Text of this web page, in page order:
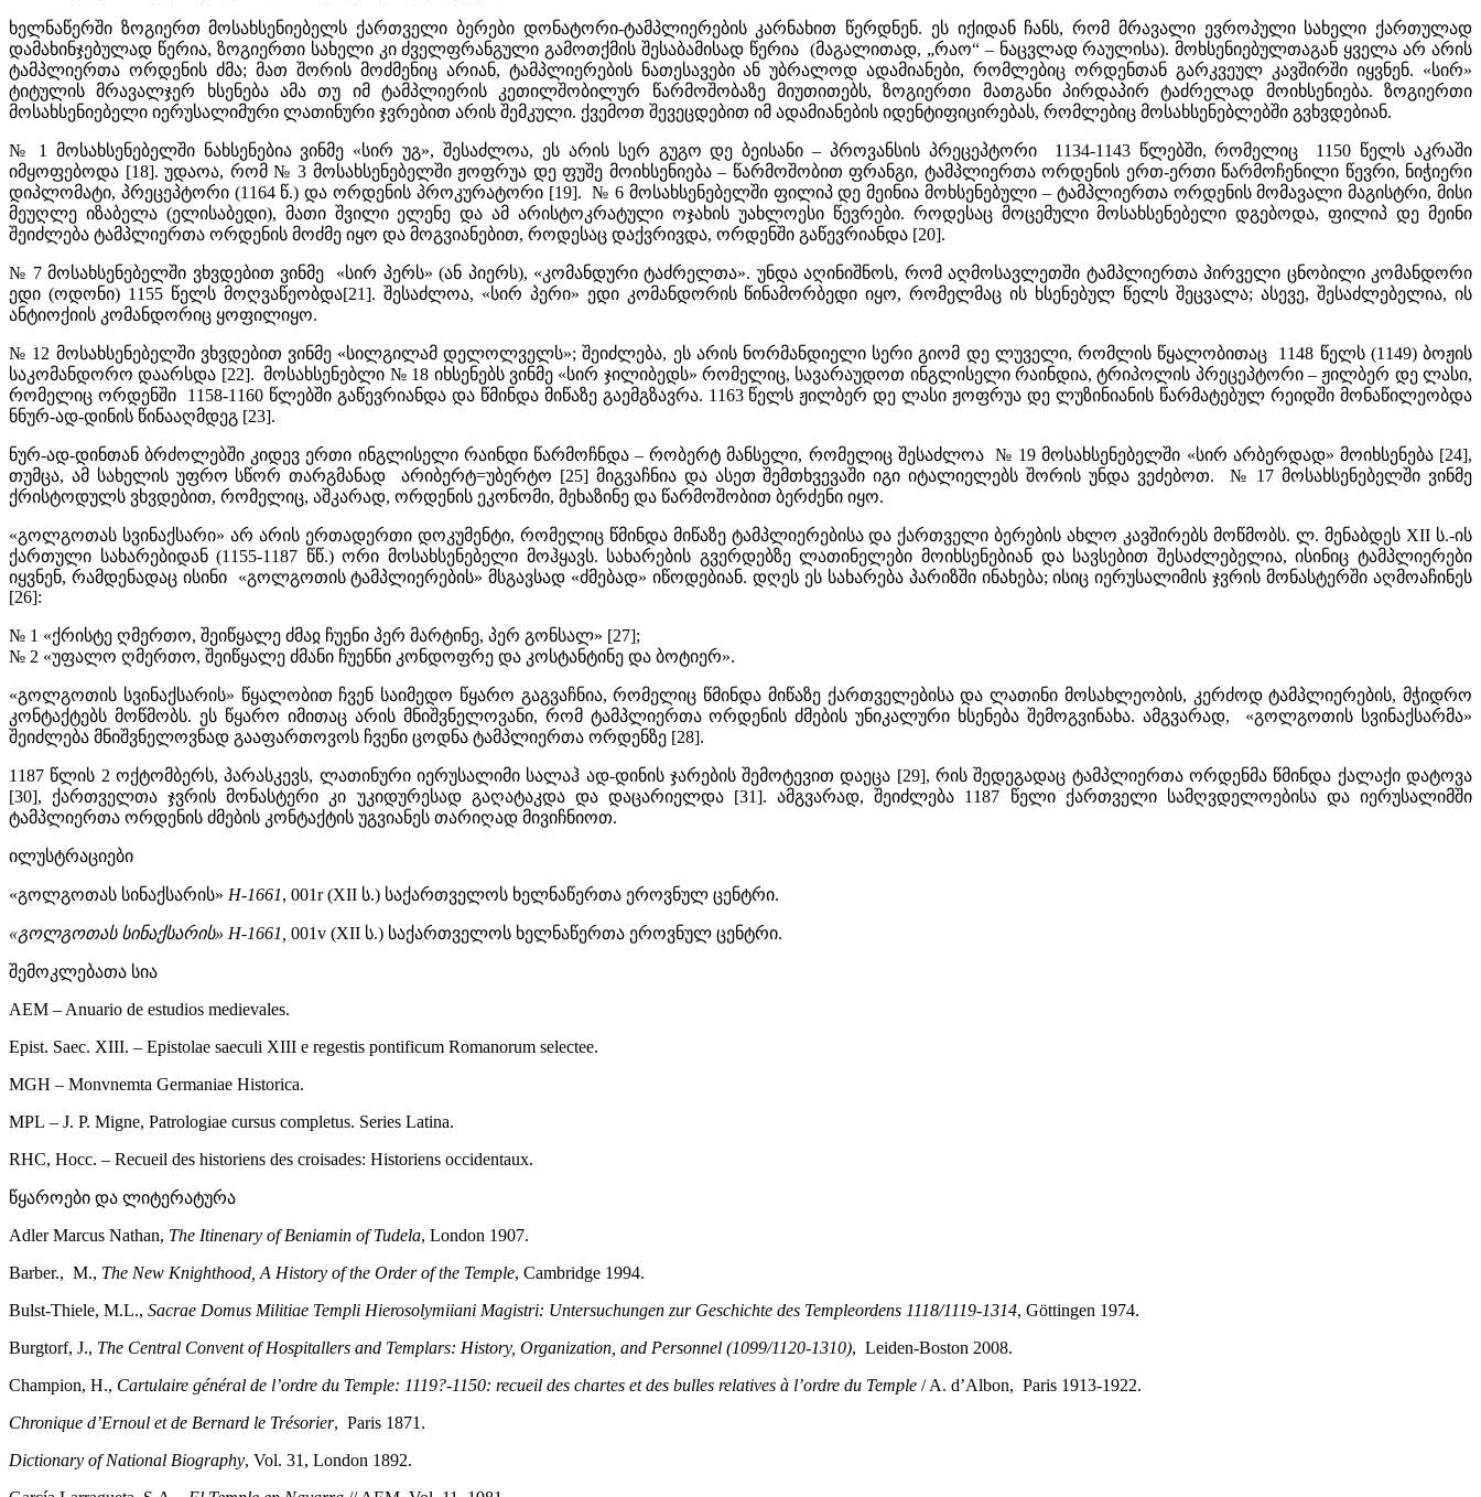
ხელნაწერში ზოგიერთ მოსახსენიებელს ქართველი ბერები დონატორი-ტამპლიერების კარნახით წერდნენ. ეს იქიდან ჩანს, რომ მრავალი ევროპული სახელი ქართულად
დამახინჯებულად წერია, ზოგიერთი სახელი კი ძველფრანგული გამოთქმის შესაბამისად წერია (მაგალითად, „რაო“ – ნაცვლად რაულისა). მოხსენიებულთაგან ყველა არ არის
ტამპლიერთა ორდენის ძმა; მათ შორის მოძმენიც არიან, ტამპლიერების ნათესავები ან უბრალოდ ადამიანები, რომლებიც ორდენთან გარკვეულ კავშირში იყვნენ. «სირ»
ტიტულის მრავალჯერ ხსენება ამა თუ იმ ტამპლიერის კეთილშობილურ წარმოშობაზე მიუთითებს, ზოგიერთი მათგანი პირდაპირ ტაძრელად მოიხსენიება. ზოგიერთი
მოსახსენიებელი იერუსალიმური ლათინური ჯვრებით არის შემკული. ქვემოთ შევეცდებით იმ ადამიანების იდენტიფიცირებას, რომლებიც მოსახსენებლებში გვხვდებიან.
№ 1 მოსახსენებელში ნახსენებია ვინმე «სირ უგ», შესაძლოა, ეს არის სერ გუგო დე ბეისანი – პროვანსის პრეცეპტორი 1134-1143 წლებში, რომელიც 1150 წელს აკრაში
იმყოფებოდა [18]. უდაოა, რომ № 3 მოსახსენებელში ჟოფრუა დე ფუშე მოიხსენიება – წარმოშობით ფრანგი, ტამპლიერთა ორდენის ერთ-ერთი წარმოჩენილი წევრი, ნიჭიერი
დიპლომატი, პრეცეპტორი (1164 წ.) და ორდენის პროკურატორი [19]. № 6 მოსახსენებელში ფილიპ დე მეინია მოხსენებული – ტამპლიერთა ორდენის მომავალი მაგისტრი, მისი
მეუღლე იზაბელა (ელისაბედი), მათი შვილი ელენე და ამ არისტოკრატული ოჯახის უახლოესი წევრები. როდესაც მოცემული მოსახსენებელი დგებოდა, ფილიპ დე მეინი
შეიძლება ტამპლიერთა ორდენის მოძმე იყო და მოგვიანებით, როდესაც დაქვრივდა, ორდენში გაწევრიანდა [20].
№ 7 მოსახსენებელში ვხვდებით ვინმე «სირ პერს» (ან პიერს), «კომანდური ტაძრელთა». უნდა აღინიშნოს, რომ აღმოსავლეთში ტამპლიერთა პირველი ცნობილი კომანდორი
ედი (ოდონი) 1155 წელს მოღვაწეობდა[21]. შესაძლოა, «სირ პერი» ედი კომანდორის წინამორბედი იყო, რომელმაც ის ხსენებულ წელს შეცვალა; ასევე, შესაძლებელია, ის
ანტიოქიის კომანდორიც ყოფილიყო.
№ 12 მოსახსენებელში ვხვდებით ვინმე «სილგილამ დელოლველს»; შეიძლება, ეს არის ნორმანდიელი სერი გიომ დე ლუველი, რომლის წყალობითაც 1148 წელს (1149) ბოჟის
საკომანდორო დაარსდა [22]. მოსახსენებლი № 18 იხსენებს ვინმე «სირ ჯილიბედს» რომელიც, სავარაუდოთ ინგლისელი რაინდია, ტრიპოლის პრეცეპტორი – ჟილბერ დე ლასი,
რომელიც ორდენში 1158-1160 წლებში გაწევრიანდა და წმინდა მიწაზე გაემგზავრა. 1163 წელს ჟილბერ დე ლასი ჟოფრუა დე ლუზინიანის წარმატებულ რეიდში მონაწილეობდა
ნნურ-ად-დინის წინააღმდეგ [23].
ნურ-ად-დინთან ბრძოლებში კიდევ ერთი ინგლისელი რაინდი წარმოჩნდა – რობერტ მანსელი, რომელიც შესაძლოა № 19 მოსახსენებელში «სირ არბერდად» მოიხსენება [24],
თუმცა, ამ სახელის უფრო სწორ თარგმანად არიბერტ=უბერტო [25] მიგვაჩნია და ასეთ შემთხვევაში იგი იტალიელებს შორის უნდა ვეძებოთ. № 17 მოსახსენებელში ვინმე
ქრისტოდულს ვხვდებით, რომელიც, აშკარად, ორდენის ეკონომი, მეხაზინე და წარმოშობით ბერძენი იყო.
«გოლგოთას სვინაქსარი» არ არის ერთადერთი დოკუმენტი, რომელიც წმინდა მიწაზე ტამპლიერებისა და ქართველი ბერების ახლო კავშირებს მოწმობს. ლ. მენაბდეს XII ს.-ის
ქართული სახარებიდან (1155-1187 წწ.) ორი მოსახსენებელი მოჰყავს. სახარების გვერდებზე ლათინელები მოიხსენებიან და სავსებით შესაძლებელია, ისინიც ტამპლიერები
იყვნენ, რამდენადაც ისინი «გოლგოთის ტამპლიერების» მსგავსად «ძმებად» იწოდებიან. დღეს ეს სახარება პარიზში ინახება; ისიც იერუსალიმის ჯვრის მონასტერში აღმოაჩინეს
[26]:
№ 1 «ქრისტე ღმერთო, შეიწყალე ძმაჲ ჩუენი პერ მარტინე, პერ გონსალ» [27];
№ 2 «უფალო ღმერთო, შეიწყალე ძმანი ჩუენნი კონდოფრე და კოსტანტინე და ბოტიერ».
«გოლგოთის სვინაქსარის» წყალობით ჩვენ საიმედო წყარო გაგვაჩნია, რომელიც წმინდა მიწაზე ქართველებისა და ლათინი მოსახლეობის, კერძოდ ტამპლიერების, მჭიდრო
კონტაქტებს მოწმობს. ეს წყარო იმითაც არის მნიშვნელოვანი, რომ ტამპლიერთა ორდენის ძმების უნიკალური ხსენება შემოგვინახა. ამგვარად, «გოლგოთის სვინაქსარმა»
შეიძლება მნიშვნელოვნად გააფართოვოს ჩვენი ცოდნა ტამპლიერთა ორდენზე [28].
1187 წლის 2 ოქტომბერს, პარასკევს, ლათინური იერუსალიმი სალაჰ ად-დინის ჯარების შემოტევით დაეცა [29], რის შედეგადაც ტამპლიერთა ორდენმა წმინდა ქალაქი დატოვა
[30], ქართველთა ჯვრის მონასტერი კი უკიდურესად გაღატაკდა და დაცარიელდა [31]. ამგვარად, შეიძლება 1187 წელი ქართველი სამღვდელოებისა და იერუსალიმში
ტამპლიერთა ორდენის ძმების კონტაქტის უგვიანეს თარიღად მივიჩნიოთ.
ილუსტრაციები
«გოლგოთას სინაქსარის» H-1661, 001r (XII ს.) საქართველოს ხელნაწერთა ეროვნულ ცენტრი.
«გოლგოთას სინაქსარის» H-1661, 001v (XII ს.) საქართველოს ხელნაწერთა ეროვნულ ცენტრი.
შემოკლებათა სია
AEM – Anuario de estudios medievales.
Epist. Saec. XIII. – Epistolae saeculi XIII e regestis pontificum Romanorum selectee.
MGH – Monvnemta Germaniae Historica.
MPL – J. P. Migne, Patrologiae cursus completus. Series Latina.
RHC, Hocc. – Recueil des historiens des croisades: Historiens occidentaux.
წყაროები და ლიტერატურა
Adler Marcus Nathan, The Itinenary of Beniamin of Tudela, London 1907.
Barber., M., The New Knighthood, A History of the Order of the Temple, Cambridge 1994.
Bulst-Thiele, M.L., Sacrae Domus Militiae Templi Hierosolymiiani Magistri: Untersuchungen zur Geschichte des Templeordens 1118/1119-1314, Göttingen 1974.
Burgtorf, J., The Central Convent of Hospitallers and Templars: History, Organization, and Personnel (1099/1120-1310), Leiden-Boston 2008.
Champion, H., Cartulaire général de l’ordre du Temple: 1119?-1150: recueil des chartes et des bulles relatives à l’ordre du Temple / A. d’Albon, Paris 1913-1922.
Chronique d’Ernoul et de Bernard le Trésorier, Paris 1871.
Dictionary of National Biography, Vol. 31, London 1892.